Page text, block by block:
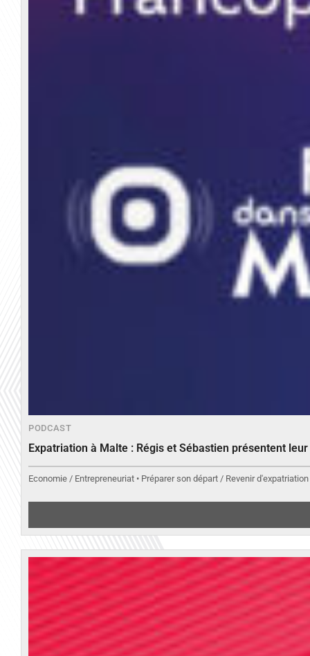
PODCAST
Expatriation à Malte : Régis et Sébastien présentent
Economie / Entrepreneuriat • Préparer son départ / Revenir d'expatriation